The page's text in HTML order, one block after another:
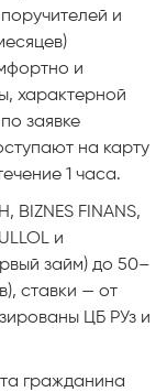
и
и
характерной
заявке
на карту
1 часа.
BIZNES FINANS,
и
займ) до 50–
ставки — от
ЦБ РУз и
гражданина